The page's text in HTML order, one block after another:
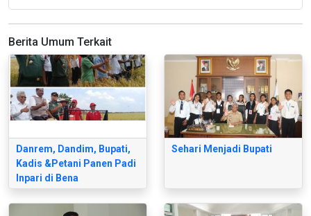
Berita Umum Terkait
Danrem, Dandim, Bupati,
Kadis &Petani Panen Padi
Inpari di Bena
Sehari Menjadi Bupati